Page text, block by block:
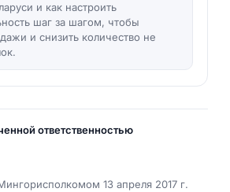
и как настроить
шаг за шагом, чтобы
и снизить количество не
ответственностью
13 апреля 2017 г.